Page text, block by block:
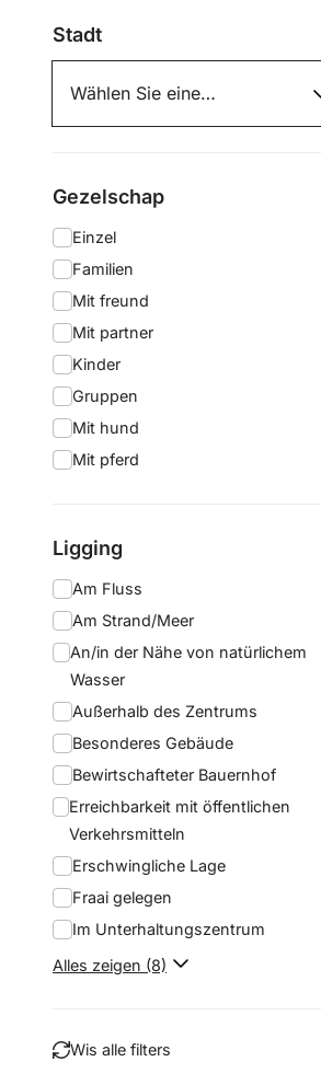
Stadt
Gezelschap
Einzel
Familien
Mit freund
Mit partner
Kinder
Gruppen
Mit hund
Mit pferd
Ligging
Am Fluss
Am Strand/Meer
An/in der Nähe von natürlichem
Wasser
Außerhalb des Zentrums
Besonderes Gebäude
Bewirtschafteter Bauernhof
Erreichbarkeit mit öffentlichen
Verkehrsmitteln
Erschwingliche Lage
Fraai gelegen
Im Unterhaltungszentrum
Alles zeigen (8)
Wis alle filters